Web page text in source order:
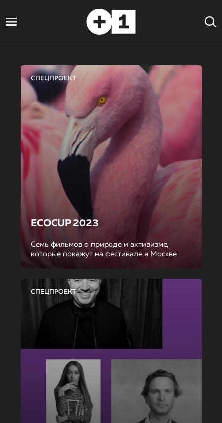
СПЕЦПРОЕКТ
ECOCUP 2023
Семь фильмов о природе и активизме,
которые покажут на фестивале в Москве
СПЕЦПРОЕКТ